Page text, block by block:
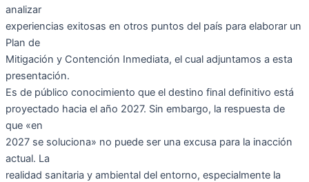
analizar
experiencias exitosas en otros puntos del país para elaborar un
Plan de
Mitigación y Contención Inmediata, el cual adjuntamos a esta
presentación.
Es de público conocimiento que el destino final definitivo está
proyectado hacia el año 2027. Sin embargo, la respuesta de
que «en
2027 se soluciona» no puede ser una excusa para la inacción
actual. La
realidad sanitaria y ambiental del entorno, especialmente la